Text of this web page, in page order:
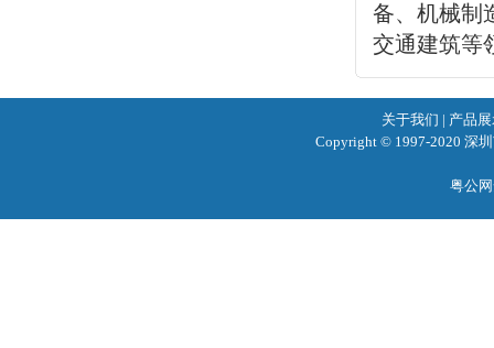
备、机械制
交通建筑等
关于我们 | 产品
Copyright © 1997-2020 深
粤公